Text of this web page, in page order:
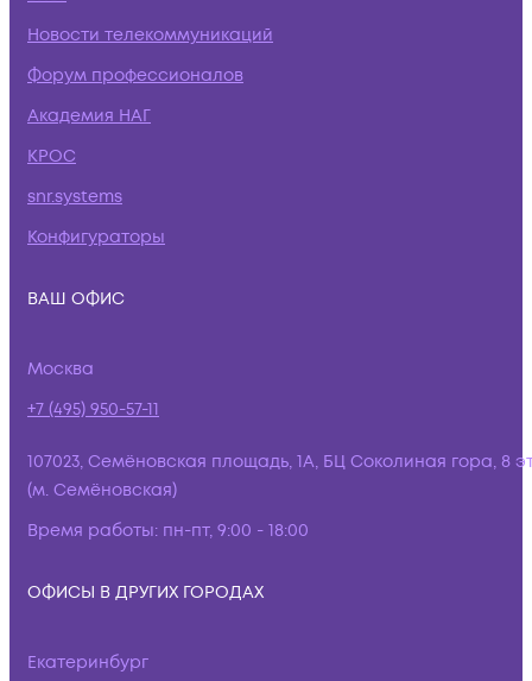
Новости телекоммуникаций
Форум профессионалов
Академия НАГ
КРОС
snr.systems
Конфигураторы
ВАШ ОФИС
Москва
+7 (495) 950-57-11
107023, Семёновская площадь, 1А, БЦ Соколиная гора, 8
(м. Семёновская)
Время работы: пн-пт, 9:00 - 18:00
ОФИСЫ В ДРУГИХ ГОРОДАХ
Екатеринбург